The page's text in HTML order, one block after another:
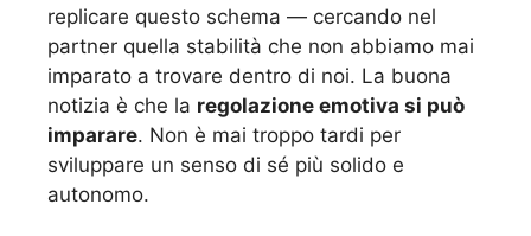
replicare questo schema — cercando nel
partner quella stabilità che non abbiamo mai
imparato a trovare dentro di noi. La buona
notizia è che la regolazione emotiva si può
imparare. Non è mai troppo tardi per
sviluppare un senso di sé più solido e
autonomo.